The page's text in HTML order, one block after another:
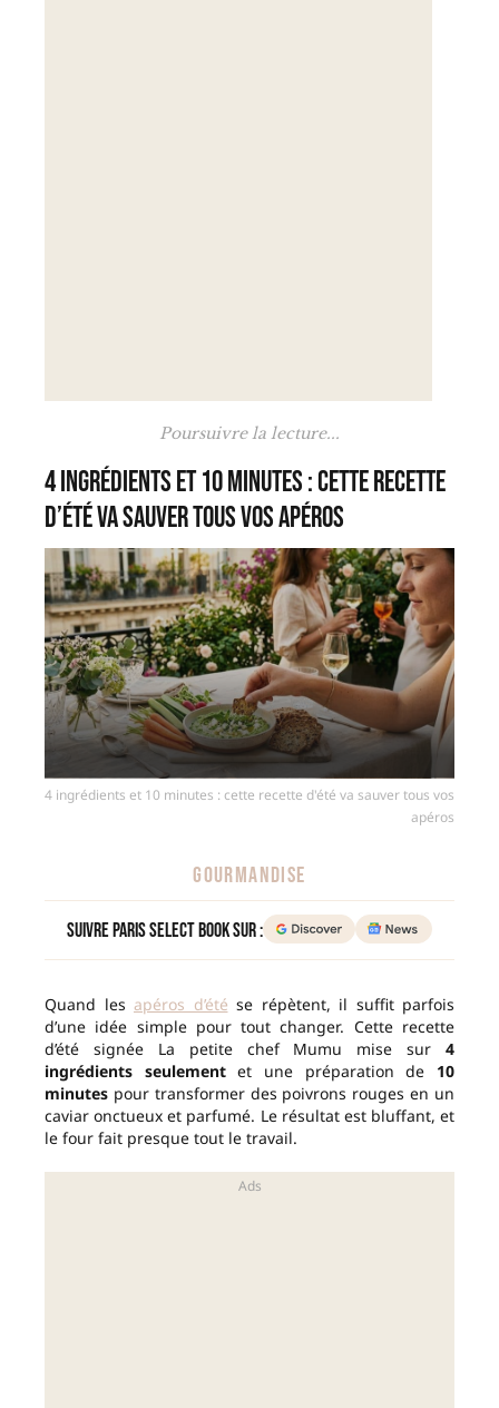
Poursuivre la lecture...
4 ingrédients et 10 minutes : cette recette
d’été va sauver tous vos apéros
4 ingrédients et 10 minutes : cette recette d'été va sauver tous vos
apéros
GOURMANDISE
Suivre Paris Select Book sur :
Quand les apéros d’été se répètent, il suffit parfois
d’une idée simple pour tout changer. Cette recette
d’été signée La petite chef Mumu mise sur 4
ingrédients seulementet une préparation de 10
minutes pour transformer des poivrons rouges en un
caviar onctueux et parfumé. Le résultat est bluffant, et
le four fait presque tout le travail.